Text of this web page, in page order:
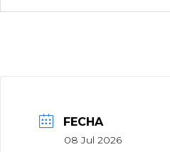
FECHA
08 Jul 2026